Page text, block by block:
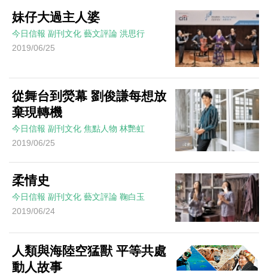
妹仔大過主人婆
今日信報 副刊文化 藝文評論 洪思行
2019/06/25
從舞台到熒幕 劉俊謙每想放
棄現轉機
今日信報 副刊文化 焦點人物 林艷虹
2019/06/25
柔情史
今日信報 副刊文化 藝文評論 鞠白玉
2019/06/24
人類與海陸空猛獸 平等共處
動人故事